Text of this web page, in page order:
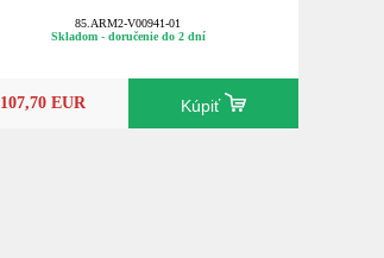
85.ARM2-V00941-01
Skladom - doručenie do 2 dní
107,70 EUR Kúpiť